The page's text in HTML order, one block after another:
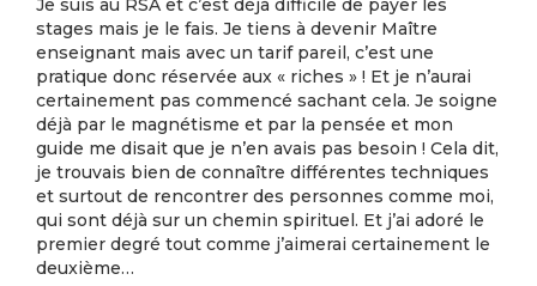
Je suis au RSA et c’est déjà difficile de payer les
stages mais je le fais. Je tiens à devenir Maître
enseignant mais avec un tarif pareil, c’est une
pratique donc réservée aux « riches » ! Et je n’aurai
certainement pas commencé sachant cela. Je soigne
déjà par le magnétisme et par la pensée et mon
guide me disait que je n’en avais pas besoin ! Cela dit,
je trouvais bien de connaître différentes techniques
et surtout de rencontrer des personnes comme moi,
qui sont déjà sur un chemin spirituel. Et j’ai adoré le
premier degré tout comme j’aimerai certainement le
deuxième…